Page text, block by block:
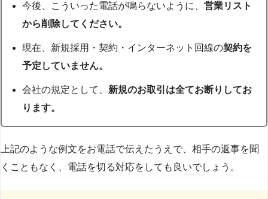
今後、こういった電話が鳴らないように、営業リスト
から削除してください。
現在、新規採用・契約・インターネット回線の契約を
予定していません。
会社の規定として、 新規のお取引は全てお断りしてお
ります。
上記のような例文をお電話で伝えたうえで、相手の返事を聞
くこともなく、電話を切る対応をしても良いでしょう。